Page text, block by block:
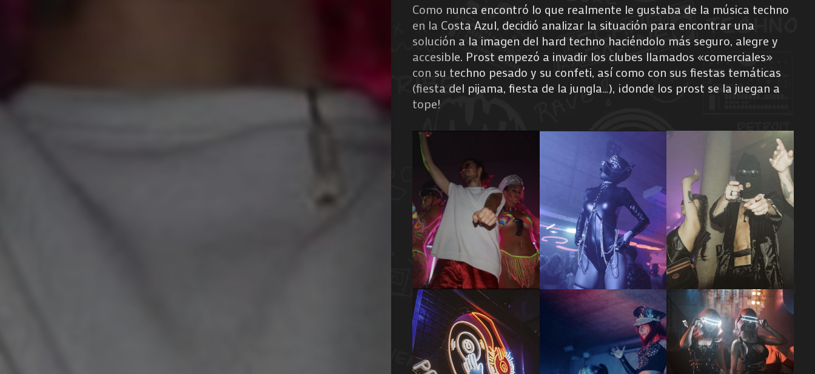
Como nunca encontró lo que realmente le gustaba de la música techno
en la Costa Azul, decidió analizar la situación para encontrar una
solución a la imagen del hard techno haciéndolo más seguro, alegre y
accesible. Prost empezó a invadir los clubes llamados «comerciales»
con su techno pesado y su confeti, así como con sus fiestas temáticas
(fiesta del pijama, fiesta de la jungla…), ¡donde los prost se la juegan a
tope!